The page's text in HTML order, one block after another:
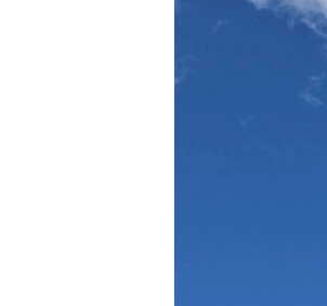
УКРАЇНСЬКА ПРОБЛЕМА КРИМУ